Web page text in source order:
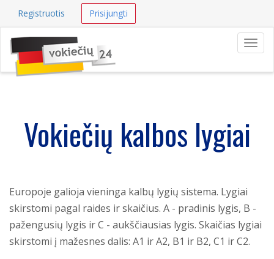
Registruotis Prisijungti
Vokiečių kalbos lygiai
Europoje galioja vieninga kalbų lygių sistema. Lygiai
skirstomi pagal raides ir skaičius. A - pradinis lygis, B -
pažengusių lygis ir C - aukščiausias lygis. Skaičias lygiai
skirstomi į mažesnes dalis: A1 ir A2, B1 ir B2, C1 ir C2.